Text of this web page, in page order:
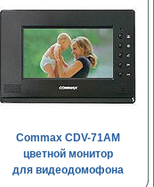
Commax CDV-71AM
цветной монитор
для видеодомофона